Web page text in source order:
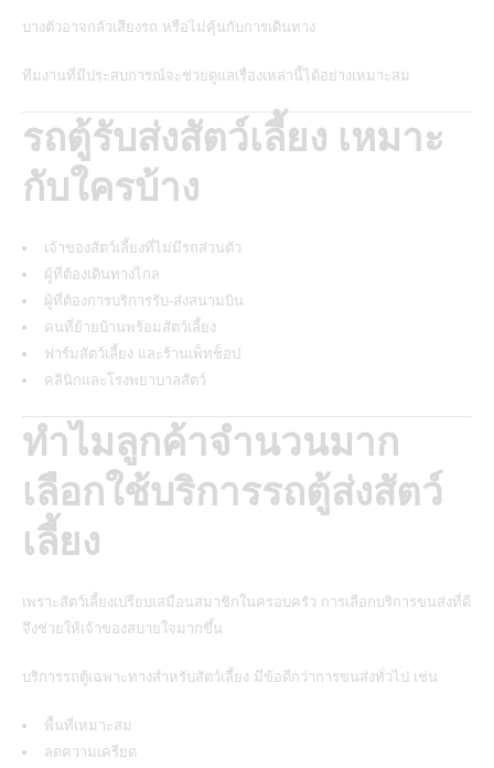
บางตัวอาจกลัวเสียงรถ หรือไม่คุ้นกับการเดินทาง
ทีมงานที่มีประสบการณ์จะช่วยดูแลเรื่องเหล่านี้ได้อย่างเหมาะสม
รถตู้รับส่งสัตว์เลี้ยง เหมาะ
กับใครบ้าง
เจ้าของสัตว์เลี้ยงที่ไม่มีรถส่วนตัว
ผู้ที่ต้องเดินทางไกล
ผู้ที่ต้องการบริการรับ-ส่งสนามบิน
คนที่ย้ายบ้านพร้อมสัตว์เลี้ยง
ฟาร์มสัตว์เลี้ยง และร้านเพ็ทช็อป
คลินิกและโรงพยาบาลสัตว์
ทำไมลูกค้าจำนวนมาก
เลือกใช้บริการรถตู้ส่งสัตว์
เลี้ยง
เพราะสัตว์เลี้ยงเปรียบเสมือนสมาชิกในครอบครัว การเลือกบริการขนส่งที่ดี
จึงช่วยให้เจ้าของสบายใจมากขึ้น
บริการรถตู้เฉพาะทางสำหรับสัตว์เลี้ยง มีข้อดีกว่าการขนส่งทั่วไป เช่น
พื้นที่เหมาะสม
ลดความเครียด